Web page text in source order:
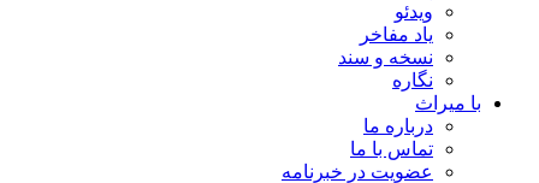
ویدئو
یاد مفاخر
نسخه و سند
نگاره
با میراث
درباره ما
تماس با ما
عضویت در خبرنامه